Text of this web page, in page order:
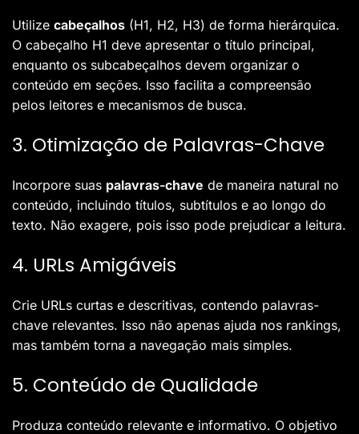
Utilize cabeçalhos (H1, H2, H3) de forma hierárquica.
O cabeçalho H1 deve apresentar o título principal,
enquanto os subcabeçalhos devem organizar o
conteúdo em seções. Isso facilita a compreensão
pelos leitores e mecanismos de busca.
3. Otimização de Palavras-Chave
Incorpore suas palavras-chave de maneira natural no
conteúdo, incluindo títulos, subtítulos e ao longo do
texto. Não exagere, pois isso pode prejudicar a leitura.
4. URLs Amigáveis
Crie URLs curtas e descritivas, contendo palavras-
chave relevantes. Isso não apenas ajuda nos rankings,
mas também torna a navegação mais simples.
5. Conteúdo de Qualidade
Produza conteúdo relevante e informativo. O objetivo